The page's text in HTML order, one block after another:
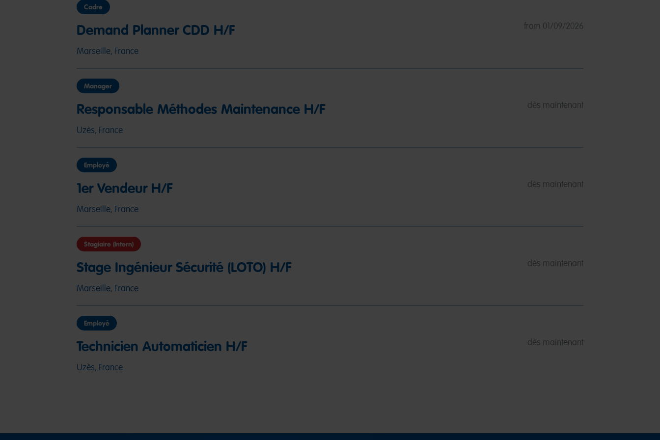
Cadre
Demand Planner CDD H/F
Marseille, France
from 01/09/2026
Manager
Responsable Méthodes Maintenance H/F
Uzès, France
dès maintenant
Employé
1er Vendeur H/F
Marseille, France
dès maintenant
Stagiaire (Intern)
Stage Ingénieur Sécurité (LOTO) H/F
Marseille, France
dès maintenant
Employé
Technicien Automaticien H/F
Uzès, France
dès maintenant